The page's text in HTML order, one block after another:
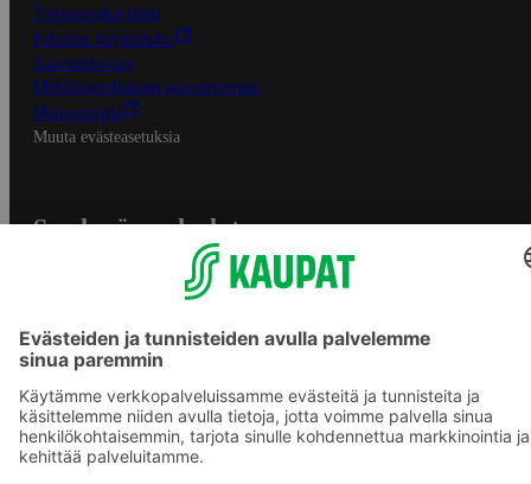
Tietosuojakäytäntö
Palvelun käyttöehdot
Saavutettavuus
Mobiilisovelluksen saavutettavuus
Mainostajalle
Muuta evästeasetuksia
S-ryhmän palvelut
Yhteishyvä Ruoka -sovellus
S-ostoslista -sovellus
Prisma.fi
Sokos.fi
S-Pankki